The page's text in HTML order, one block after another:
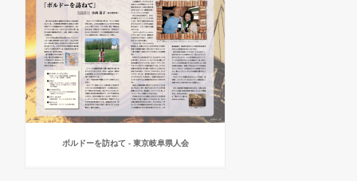
ボルドーを訪ねて - 東京岐阜県人会